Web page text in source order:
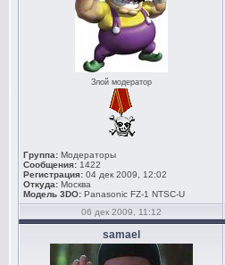
Злой модератор
Группа: Модераторы
Сообщения: 1422
Регистрация: 04 дек 2009, 12:02
Откуда: Москва
Модель 3DO: Panasonic FZ-1 NTSC-U
06 дек 2009, 11:12
samael